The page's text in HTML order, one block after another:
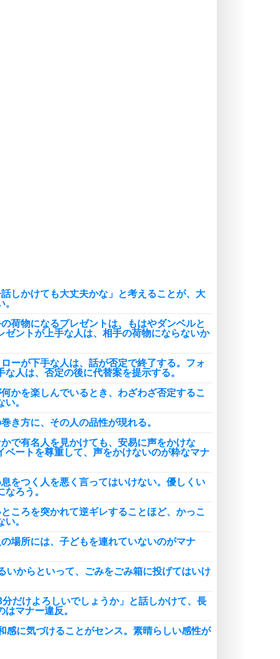
恋する人が知っておきたい30の大切なこと
話しかけても大丈夫かな」と考えることが、大
の荷物になるプレゼントは、もはやダンベルと
ゼントが上手な人は、相手の荷物にならないか
ローが下手な人は、話が否定で終了する。フォ
な人は、否定の後に代替案を提示する。
何かを楽しんでいるとき、わざわざ否定するこ
い。
巻き方に、その人の品性が現れる。
かで有名人を見かけても、安易に声をかけな
ベートを尊重して、声をかけないのが粋なマナ
息をつく人を悪く言ってはいけない。優しくい
なろう。
ところを突かれて逆ギレすることほど、かっこ
い。
の場所には、子どもを連れていないのがマナ
いからといって、ごみをごみ箱に投げてはいけ
分だけよろしいでしょうか」と話しかけて、長
はマナー違反。
感に気づけることがセンス。素晴らしい感性が